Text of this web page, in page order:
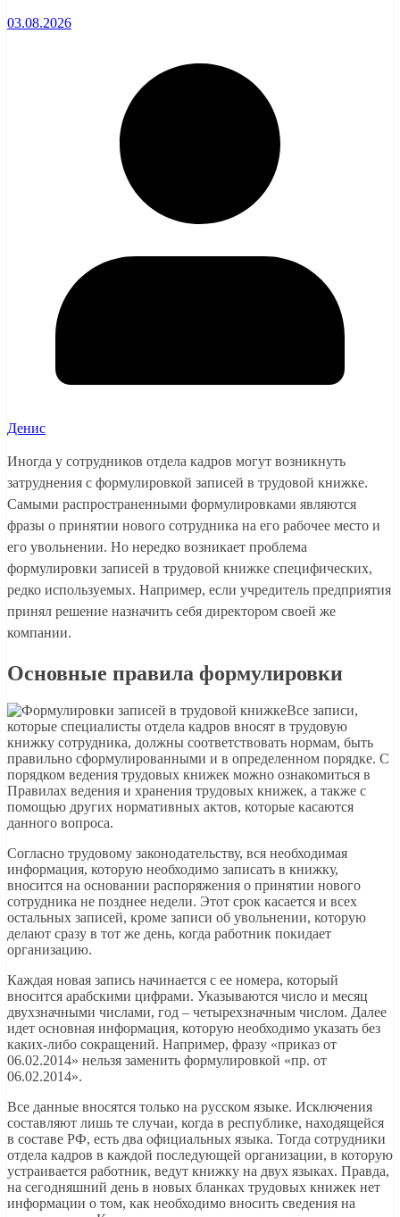
03.08.2026
Денис
Иногда у сотрудников отдела кадров могут возникнуть
затруднения с формулировкой записей в трудовой книжке.
Самыми распространенными формулировками являются
фразы о принятии нового сотрудника на его рабочее место и
его увольнении. Но нередко возникает проблема
формулировки записей в трудовой книжке специфических,
редко используемых. Например, если учредитель предприятия
принял решение назначить себя директором своей же
компании.
Основные правила формулировки
Все записи,
которые специалисты отдела кадров вносят в трудовую
книжку сотрудника, должны соответствовать нормам, быть
правильно сформулированными и в определенном порядке. С
порядком ведения трудовых книжек можно ознакомиться в
Правилах ведения и хранения трудовых книжек, а также с
помощью других нормативных актов, которые касаются
данного вопроса.
Согласно трудовому законодательству, вся необходимая
информация, которую необходимо записать в книжку,
вносится на основании распоряжения о принятии нового
сотрудника не позднее недели. Этот срок касается и всех
остальных записей, кроме записи об увольнении, которую
делают сразу в тот же день, когда работник покидает
организацию.
Каждая новая запись начинается с ее номера, который
вносится арабскими цифрами. Указываются число и месяц
двухзначными числами, год – четырехзначным числом. Далее
идет основная информация, которую необходимо указать без
каких-либо сокращений. Например, фразу «приказ от
06.02.2014» нельзя заменить формулировкой «пр. от
06.02.2014».
Все данные вносятся только на русском языке. Исключения
составляют лишь те случаи, когда в республике, находящейся
в составе РФ, есть два официальных языка. Тогда сотрудники
отдела кадров в каждой последующей организации, в которую
устраивается работник, ведут книжку на двух языках. Правда,
на сегодняшний день в новых бланках трудовых книжек нет
информации о том, как необходимо вносить сведения на